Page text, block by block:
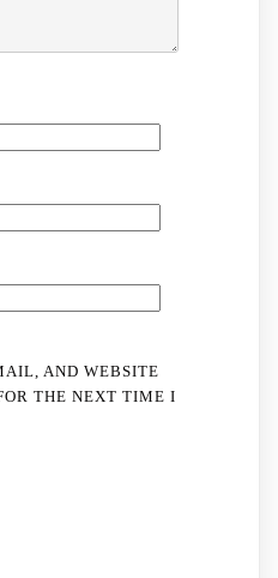
AND WEBSITE
THE NEXT TIME I